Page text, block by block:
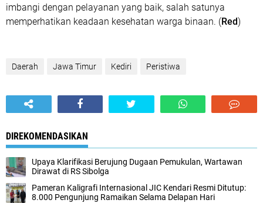
imbangi dengan pelayanan yang baik, salah satunya
memperhatikan keadaan kesehatan warga binaan. (Red)
Daerah Jawa Timur Kediri Peristiwa
DIREKOMENDASIKAN
Upaya Klarifikasi Berujung Dugaan Pemukulan, Wartawan
Dirawat di RS Sibolga
Pameran Kaligrafi Internasional JIC Kendari Resmi Ditutup:
8.000 Pengunjung Ramaikan Selama Delapan Hari